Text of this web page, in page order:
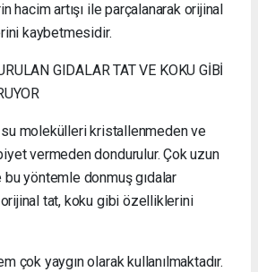
hacim artışı ile parçalanarak orijinal
kaybetmesidir.
GIDALAR TAT VE KOKU GİBİ
molekülleri kristallenmeden ve
vermeden dondurulur. Çok uzun
yöntemle donmuş gıdalar
tat, koku gibi özelliklerini
çok yaygın olarak kullanılmaktadır.